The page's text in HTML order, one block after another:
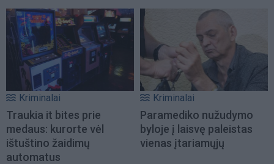
Kriminalai
Traukia it bites prie
medaus: kurorte vėl
ištuštino žaidimų
automatus
Kriminalai
Paramediko nužudymo
byloje į laisvę paleistas
vienas įtariamųjų